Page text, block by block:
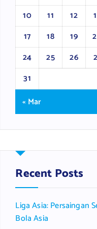
10
11 12
17
18 19
24
25 26
31
« Mar
Recent Posts
Liga Asia: Persaingan
Bola Asia